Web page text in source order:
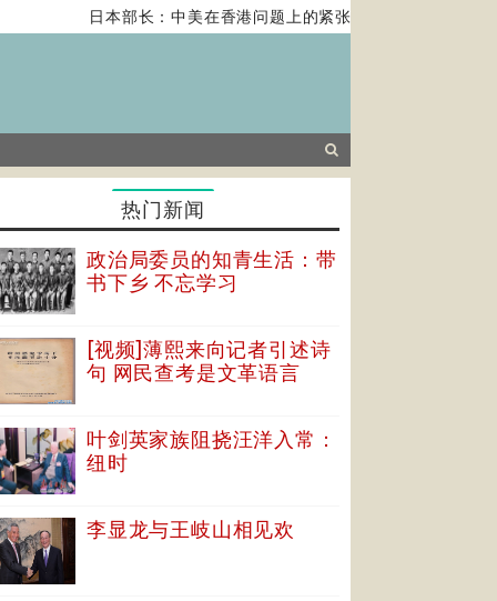
日本部长：中美在香港问题上的紧张关系对全球经济构成风险
热门新闻
政治局委员的知青生活：带
书下乡 不忘学习
[视频]薄熙来向记者引述诗
句 网民查考是文革语言
叶剑英家族阻挠汪洋入常：
纽时
李显龙与王岐山相见欢